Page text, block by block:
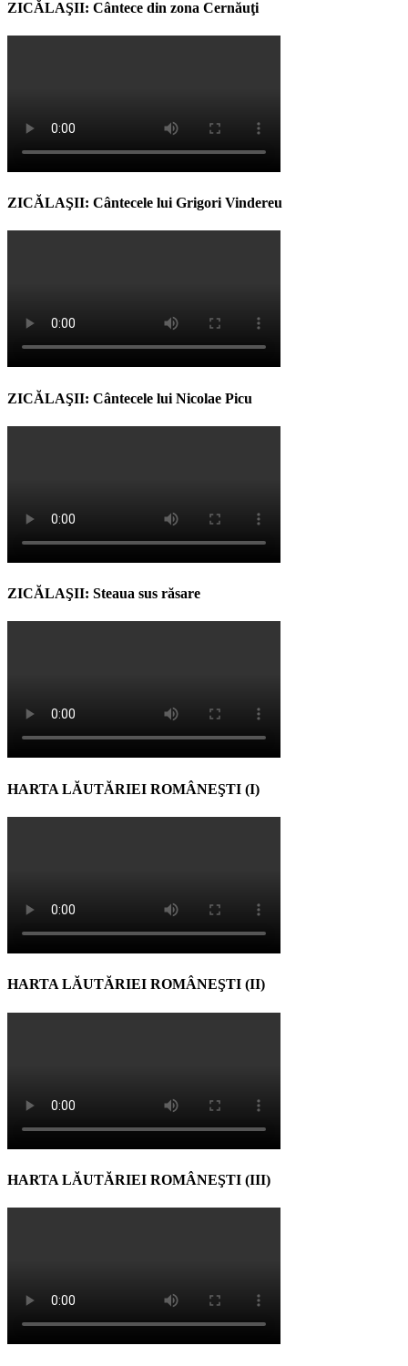
ZICĂLAŞII: Cântece din zona Cernăuţi
ZICĂLAŞII: Cântecele lui Grigori Vindereu
ZICĂLAŞII: Cântecele lui Nicolae Picu
ZICĂLAŞII: Steaua sus răsare
HARTA LĂUTĂRIEI ROMÂNEŞTI (I)
HARTA LĂUTĂRIEI ROMÂNEŞTI (II)
HARTA LĂUTĂRIEI ROMÂNEŞTI (III)